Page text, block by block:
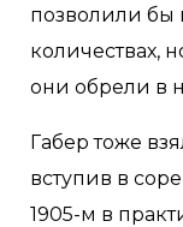
позволили бы
количествах,
они обрели в
Габер тоже
вступив в
1905-м в